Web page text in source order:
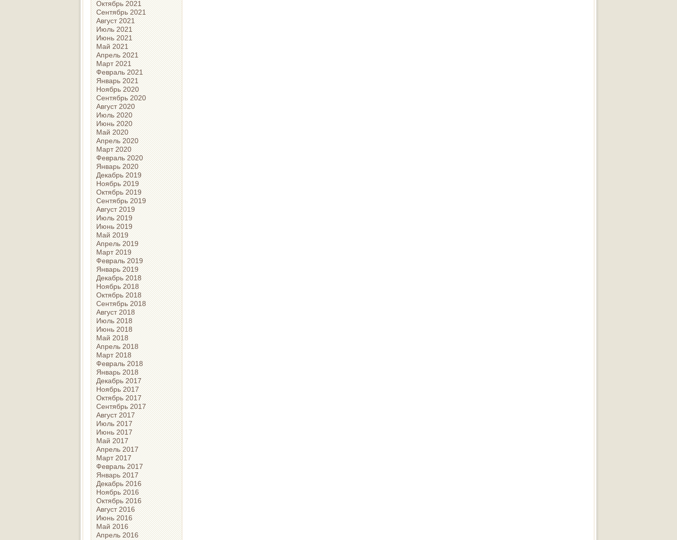
Октябрь 2021
Сентябрь 2021
Август 2021
Июль 2021
Июнь 2021
Май 2021
Апрель 2021
Март 2021
Февраль 2021
Январь 2021
Ноябрь 2020
Сентябрь 2020
Август 2020
Июль 2020
Июнь 2020
Май 2020
Апрель 2020
Март 2020
Февраль 2020
Январь 2020
Декабрь 2019
Ноябрь 2019
Октябрь 2019
Сентябрь 2019
Август 2019
Июль 2019
Июнь 2019
Май 2019
Апрель 2019
Март 2019
Февраль 2019
Январь 2019
Декабрь 2018
Ноябрь 2018
Октябрь 2018
Сентябрь 2018
Август 2018
Июль 2018
Июнь 2018
Май 2018
Апрель 2018
Март 2018
Февраль 2018
Январь 2018
Декабрь 2017
Ноябрь 2017
Октябрь 2017
Сентябрь 2017
Август 2017
Июль 2017
Июнь 2017
Май 2017
Апрель 2017
Март 2017
Февраль 2017
Январь 2017
Декабрь 2016
Ноябрь 2016
Октябрь 2016
Август 2016
Июнь 2016
Май 2016
Апрель 2016